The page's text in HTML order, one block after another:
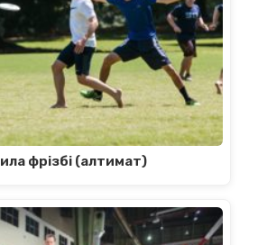
фрізбі (алтимат)